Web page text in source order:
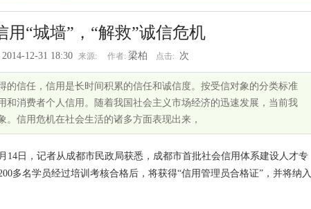
用“城墙”，“解救”诚信危机
2014-12-31 18:30 来源: 作者: 梁柏 点击: 次
的信任，信用是长时间积累的信任和诚信度。按受信对象的分类标准
和消费者个人信用。随着我国社会主义市场经济的迅速发展，当前我
。信用危机在社会生活的诸多方面表现出来，
14日，记者从成都市民政局获悉，成都市首批社会信用体系建设人才专
多名学员经过培训考核合格后，将获得“信用管理员合格证”，并将纳入